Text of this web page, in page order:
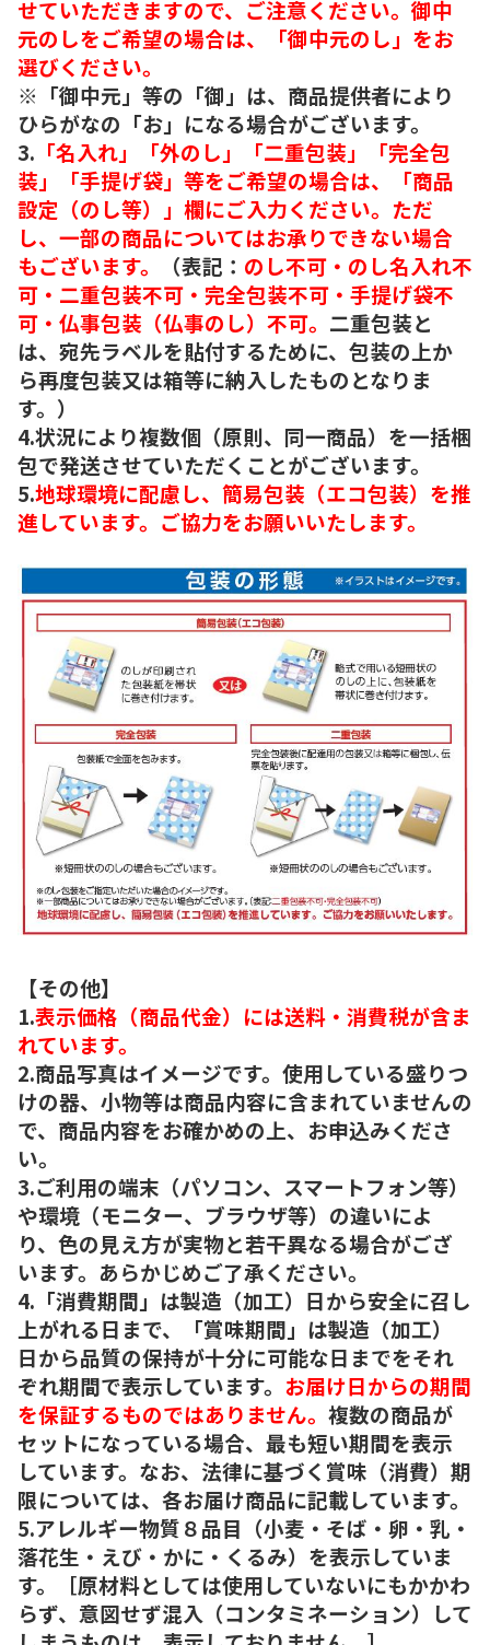
せていただきますので、ご注意ください。御中
元のしをご希望の場合は、「御中元のし」をお
選びください。
※「御中元」等の「御」は、商品提供者により
ひらがなの「お」になる場合がございます。
3. 「名入れ」「外のし」「二重包装」「完全包
装」「手提げ袋」等をご希望の場合は、「商品
設定（のし等）」欄にご入力ください。ただ
し、一部の商品についてはお承りできない場合
もございます。
（表記： のし不可・のし名入れ不
可・二重包装不可・完全包装不可・手提げ袋不
可・仏事包装（仏事のし）不可。 二重包装と
は、宛先ラベルを貼付するために、包装の上か
ら再度包装又は箱等に納入したものとなりま
す。）
4.状況により複数個（原則、同一商品）を一括梱
包で発送させていただくことがございます。
5.地球環境に配慮し、簡易包装（エコ包装）を推
進しています。ご協力をお願いいたします。
【その他】
1.表示価格（商品代金）には送料・消費税が含ま
れています。
2.商品写真はイメージです。使用している盛りつ
けの器、小物等は商品内容に含まれていませんの
で、商品内容をお確かめの上、お申込みくださ
い。
3.ご利用の端末（パソコン、スマートフォン等）
や環境（モニター、ブラウザ等）の違いによ
り、色の見え方が実物と若干異なる場合がござ
います。あらかじめご了承ください。
4.「消費期間」は製造（加工）日から安全に召し
上がれる日まで、「賞味期間」は製造（加工）
日から品質の保持が十分に可能な日までをそれ
ぞれ期間で表示しています。 お届け日からの期間
を保証するものではありません。 複数の商品が
セットになっている場合、最も短い期間を表示
しています。なお、法律に基づく賞味（消費）期
限については、各お届け商品に記載しています。
5.アレルギー物質８品目（小麦・そば・卵・乳・
落花生・えび・かに・くるみ）を表示していま
す。［原材料としては使用していないにもかかわ
らず、意図せず混入（コンタミネーション）して